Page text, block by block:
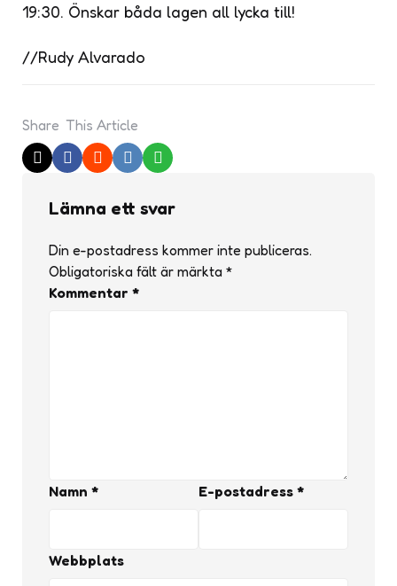
19:30. Önskar båda lagen all lycka till!
//Rudy Alvarado
Share This Article
Lämna ett svar
Din e-postadress kommer inte publiceras.
Obligatoriska fält är märkta *
Kommentar *
Namn * E-postadress *
Webbplats